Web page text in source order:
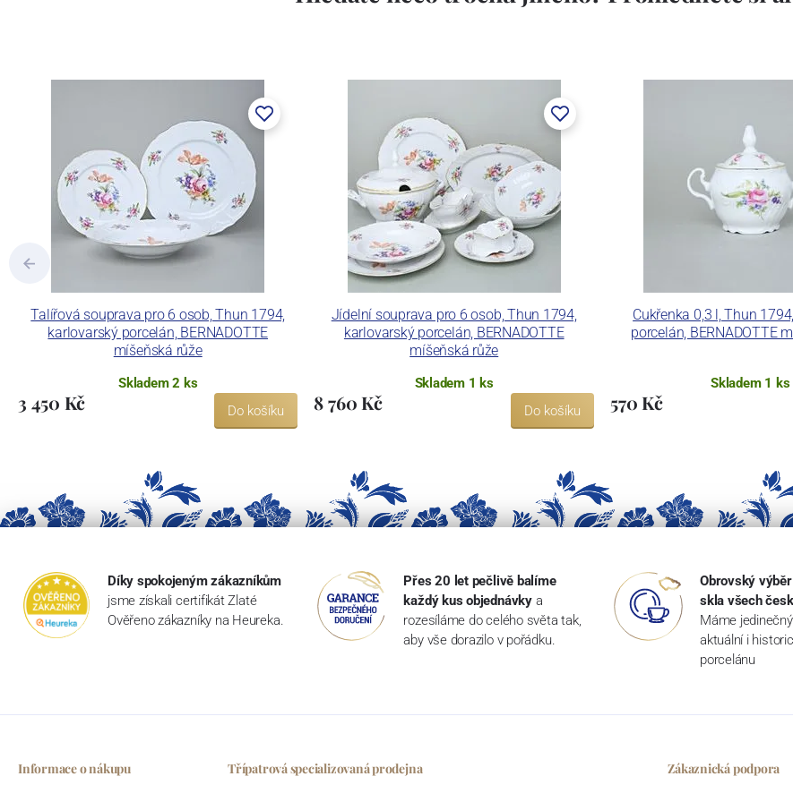
a.s. včetně ochranné známky a technologických zařízení. Závod je vybaven zařízením na výrobu
tlakového lití, moderními komorovými pecemi a vtavnou dekorační pecí. Závod je schopen
dekorovat své výrobky pomocí klasických dekoračních technik.
Concordia Lesov používá ochrannou známku LC a Thun Hotel & Restaurant.
Talířová souprava pro 6 osob, Thun 1794,
karlovarský porcelán, BERNADOTTE
míšeňská růže
Skladem 2 ks
3 450 Kč Do košíku
Jídelní souprava pro 6 osob, Thun 1794,
karlovarský porcelán, BERNADOTTE
míšeňská růže
Skladem 1 ks
8 760 Kč Do košíku
Cukřenka 0,3 l, Thun
porcelán, BERNADOTTE
Skladem 1 ks
570 Kč
Díky spokojeným zákazníkům
jsme získali certifikát Zlaté
Ověřeno zákazníky na Heureka.
Přes 20 let pečlivě balíme
každý kus objednávky a
rozesíláme do celého světa tak,
aby vše dorazilo v pořádku.
Obrovský
skla všech
Máme
aktuální i
porcelánu
Informace o nákupu Třípatrová specializovaná prodejna Zákaznická podpora